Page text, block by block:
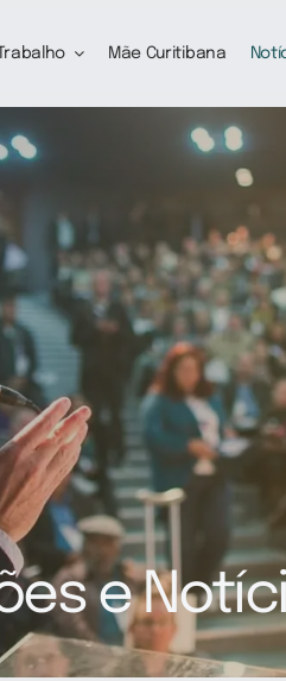
Mãe Curitibana
e